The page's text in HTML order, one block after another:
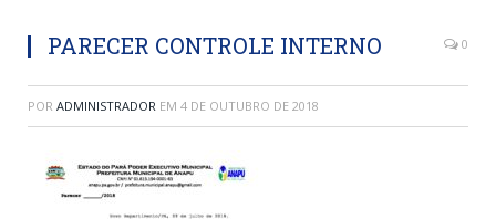
PARECER CONTROLE INTERNO 0
POR ADMINISTRADOR EM 4 DE OUTUBRO DE 2018